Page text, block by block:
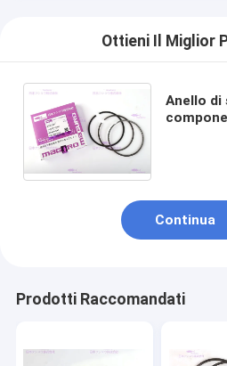
Ottieni Il Miglior
Anello
Continua
Prodotti Raccomandati